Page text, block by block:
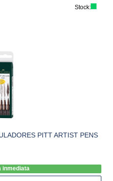
Stock:
PITT ARTIST PENS
inmediata